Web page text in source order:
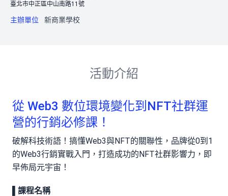
臺北市中正區中山南路11號
主辦單位 新商業學校
活動介紹
從 Web3 數位環境變化到NFT社群運
營的行銷必修課！
破解科技術語！搞懂Web3與NFT的關聯性，品牌從0到1
的Web3行銷實戰入門，打造成功的NFT社群影響力，即
早佈局元宇宙！
課程名稱